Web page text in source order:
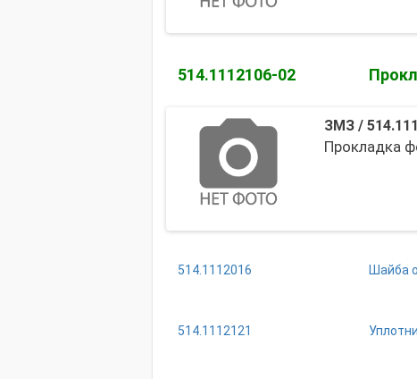
514.1112106-02
ЗМЗ/
Прокладка
514.1112016 Шайба
514.1112121